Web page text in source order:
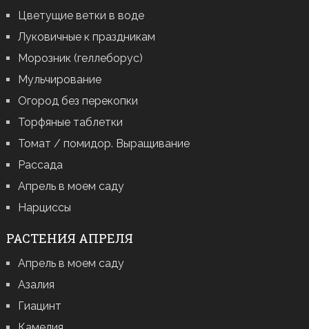
Цветущие ветки в воде
Луковичные к праздникам
Морозник (геллеборус)
Мульчирование
Огород без перекопки
Торфяные таблетки
Томат / помидор. Выращивание
Рассада
Апрель в моем саду
Нарциссы
РАСТЕНИЯ АПРЕЛЯ
Апрель в моем саду
Азалия
Гиацинт